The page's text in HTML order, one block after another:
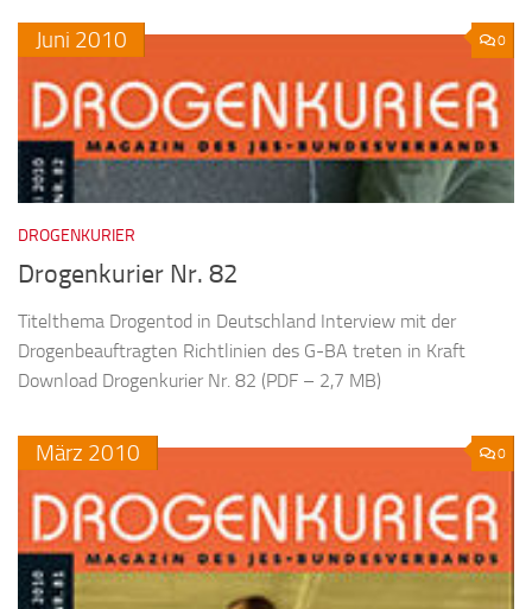
0
Juni 2010
DROGENKURIER
Drogenkurier Nr. 82
Titelthema Drogentod in Deutschland Interview mit der
Drogenbeauftragten Richtlinien des G-BA treten in Kraft
Download Drogenkurier Nr. 82 (PDF – 2,7 MB)
0
März 2010